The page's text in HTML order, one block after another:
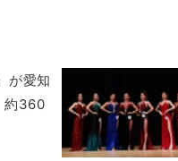
が愛知
約360